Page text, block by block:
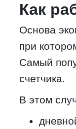
Как
Основа
при
Самый
счетчика.
В этом